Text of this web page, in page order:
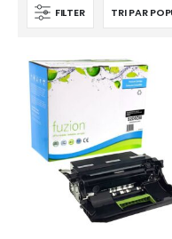
FILTER